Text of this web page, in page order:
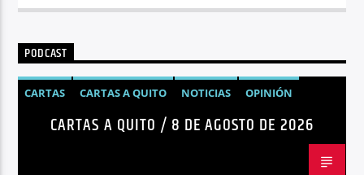
PODCAST
CARTAS CARTAS A QUITO NOTICIAS OPINIÓN
CARTAS A QUITO / 8 DE AGOSTO DE 2026